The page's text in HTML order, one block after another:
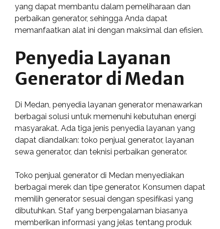
yang dapat membantu dalam pemeliharaan dan
perbaikan generator, sehingga Anda dapat
memanfaatkan alat ini dengan maksimal dan efisien.
Penyedia Layanan
Generator di Medan
Di Medan, penyedia layanan generator menawarkan
berbagai solusi untuk memenuhi kebutuhan energi
masyarakat. Ada tiga jenis penyedia layanan yang
dapat diandalkan: toko penjual generator, layanan
sewa generator, dan teknisi perbaikan generator.
Toko penjual generator di Medan menyediakan
berbagai merek dan tipe generator. Konsumen dapat
memilih generator sesuai dengan spesifikasi yang
dibutuhkan. Staf yang berpengalaman biasanya
memberikan informasi yang jelas tentang produk